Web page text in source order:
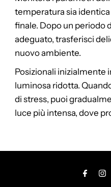
temperatura sia identica
finale. Dopo un periodo
adeguato, trasferisci
nuovo ambiente.
Posizionali inizialmente
luminosa ridotta.
di stress, puoi
luce più intensa, dove